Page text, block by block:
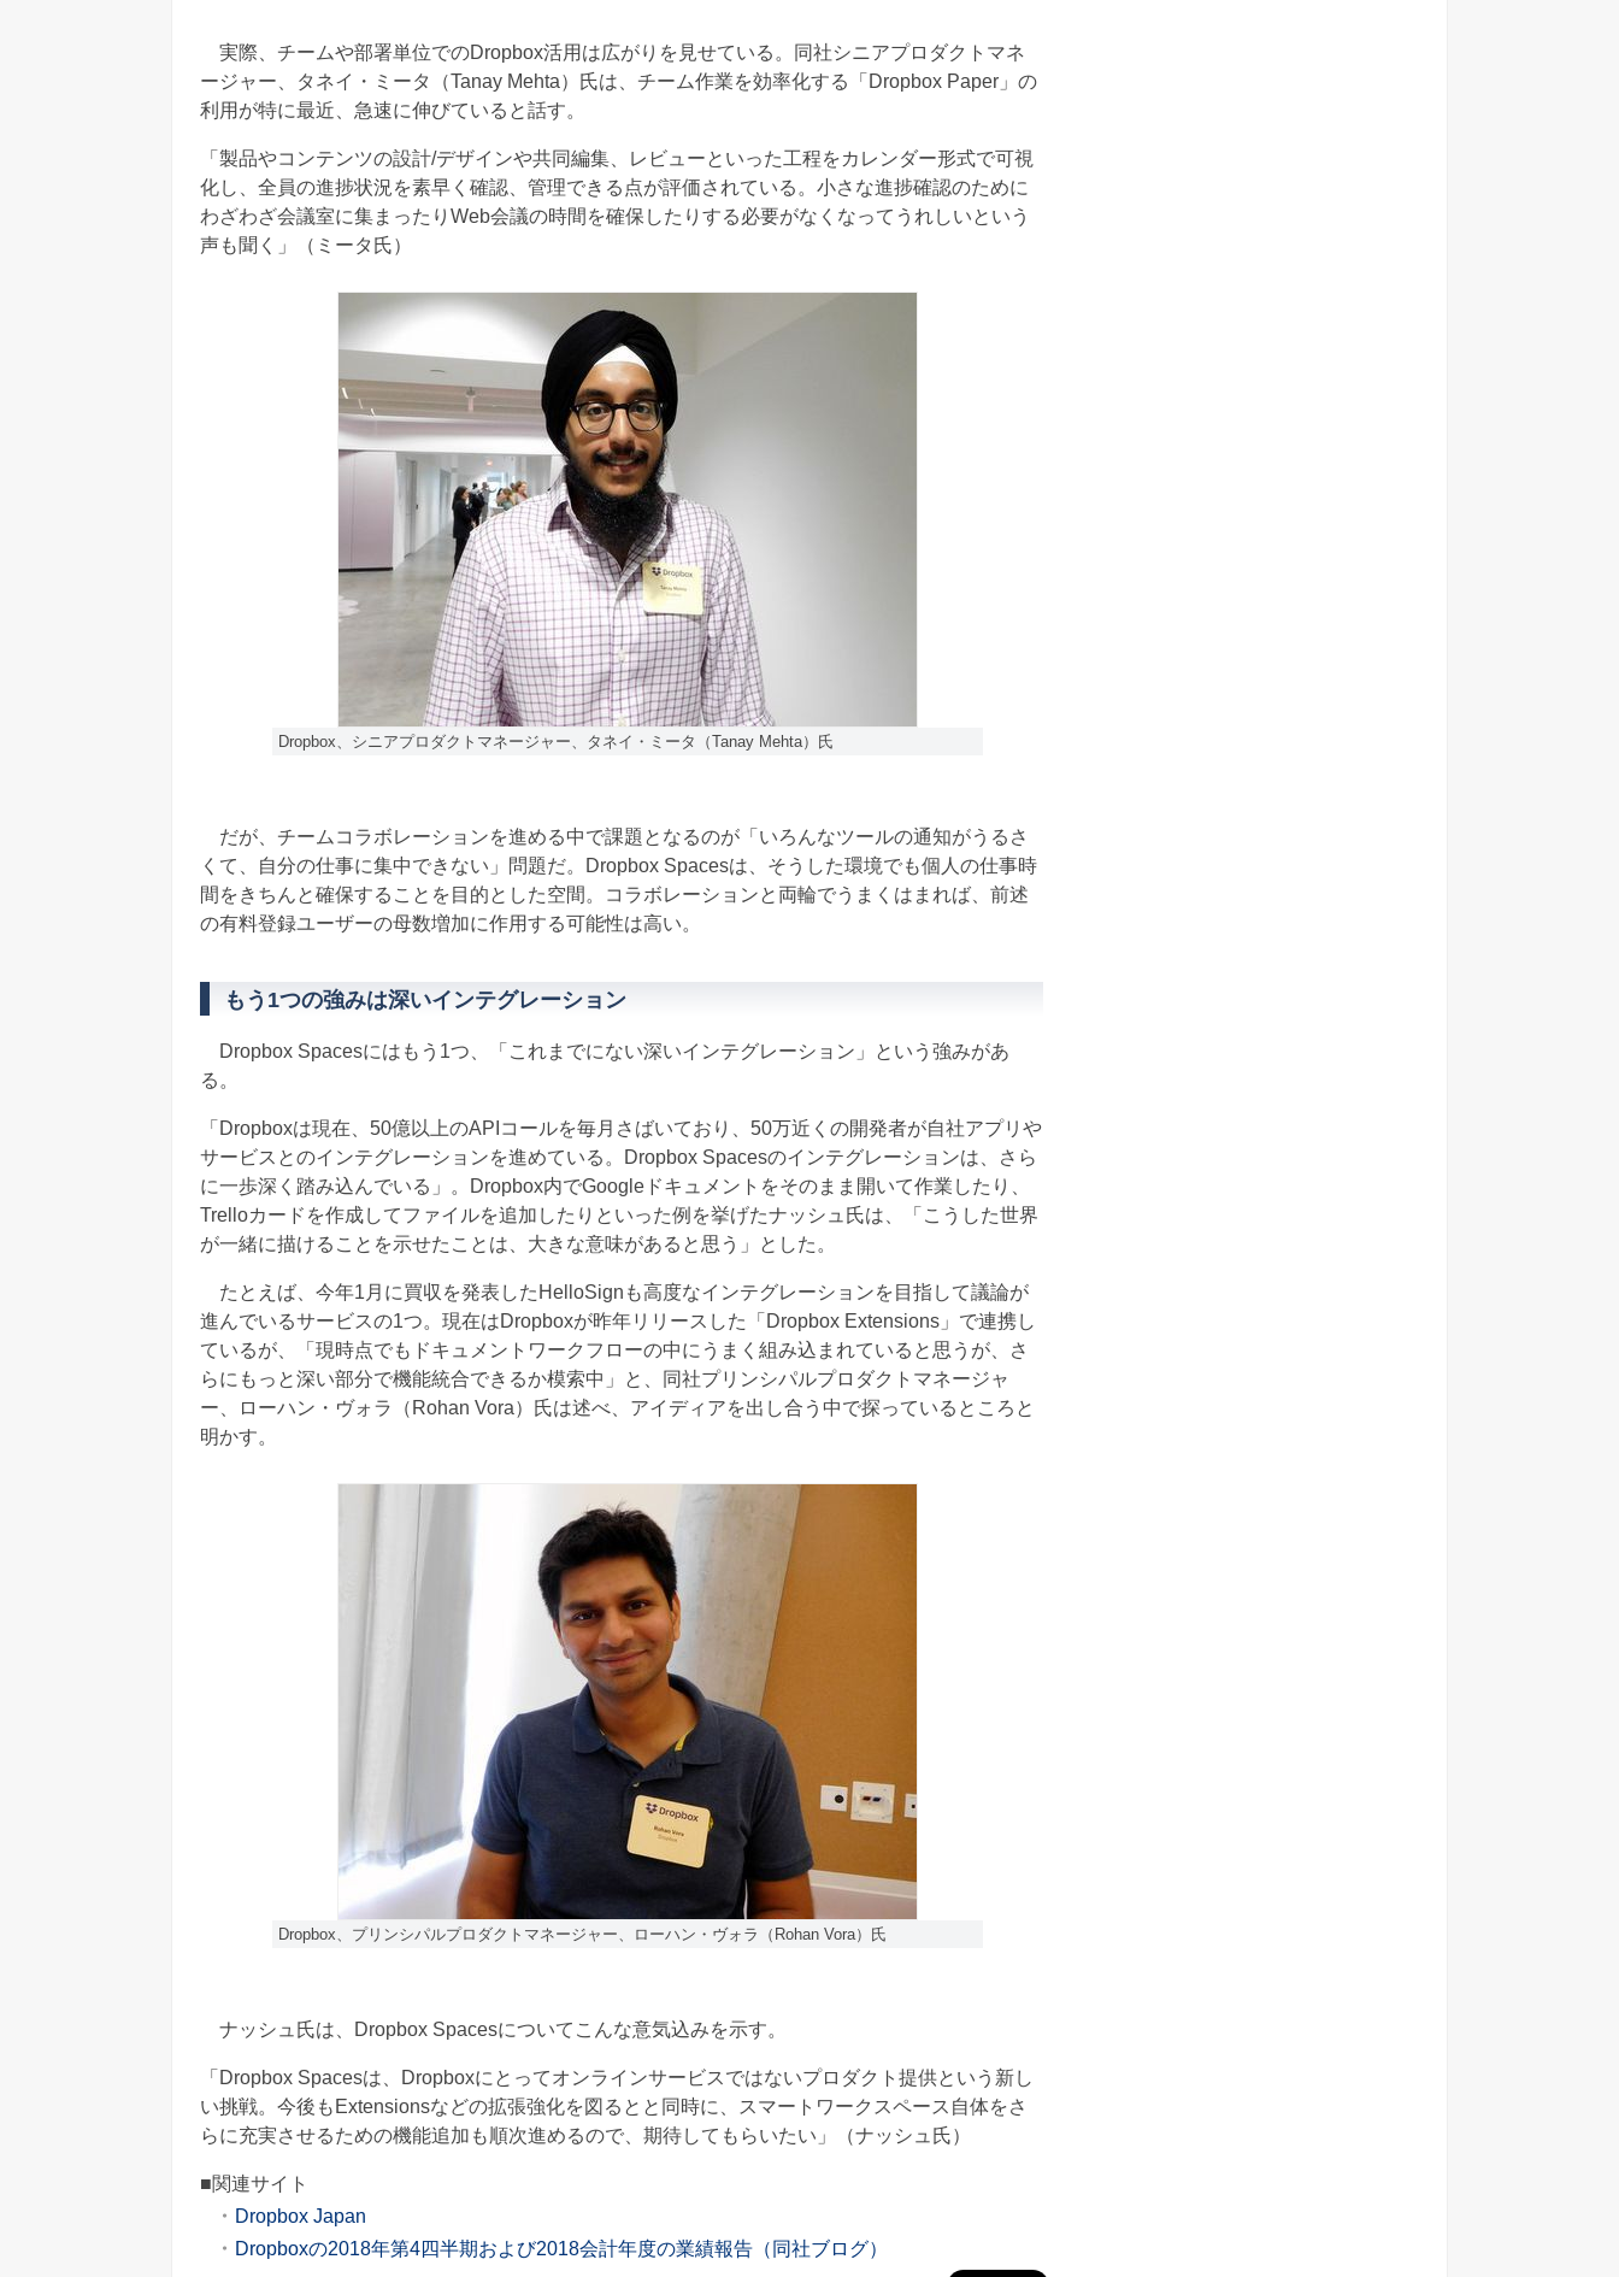
実際、チームや部署単位でのDropbox活用は広がりを見せている。同社シニアプロダクトマネ
ージャー、タネイ・ミータ（Tanay Mehta）氏は、チーム作業を効率化する「Dropbox Paper」の
利用が特に最近、急速に伸びていると話す。
「製品やコンテンツの設計/デザインや共同編集、レビューといった工程をカレンダー形式で可視
化し、全員の進捗状況を素早く確認、管理できる点が評価されている。小さな進捗確認のために
わざわざ会議室に集まったりWeb会議の時間を確保したりする必要がなくなってうれしいという
声も聞く」（ミータ氏）
Dropbox、シニアプロダクトマネージャー、タネイ・ミータ（Tanay Mehta）氏
だが、チームコラボレーションを進める中で課題となるのが「いろんなツールの通知がうるさ
くて、自分の仕事に集中できない」問題だ。Dropbox Spacesは、そうした環境でも個人の仕事時
間をきちんと確保することを目的とした空間。コラボレーションと両輪でうまくはまれば、前述
の有料登録ユーザーの母数増加に作用する可能性は高い。
もう1つの強みは深いインテグレーション
Dropbox Spacesにはもう1つ、「これまでにない深いインテグレーション」という強みがあ
る。
「Dropboxは現在、50億以上のAPIコールを毎月さばいており、50万近くの開発者が自社アプリや
サービスとのインテグレーションを進めている。Dropbox Spacesのインテグレーションは、さら
に一歩深く踏み込んでいる」。Dropbox内でGoogleドキュメントをそのまま開いて作業したり、
Trelloカードを作成してファイルを追加したりといった例を挙げたナッシュ氏は、「こうした世界
が一緒に描けることを示せたことは、大きな意味があると思う」とした。
たとえば、今年1月に買収を発表したHelloSignも高度なインテグレーションを目指して議論が
進んでいるサービスの1つ。現在はDropboxが昨年リリースした「Dropbox Extensions」で連携し
ているが、「現時点でもドキュメントワークフローの中にうまく組み込まれていると思うが、さ
らにもっと深い部分で機能統合できるか模索中」と、同社プリンシパルプロダクトマネージャ
ー、ローハン・ヴォラ（Rohan Vora）氏は述べ、アイディアを出し合う中で探っているところと
明かす。
Dropbox、プリンシパルプロダクトマネージャー、ローハン・ヴォラ（Rohan Vora）氏
ナッシュ氏は、Dropbox Spacesについてこんな意気込みを示す。
「Dropbox Spacesは、Dropboxにとってオンラインサービスではないプロダクト提供という新し
い挑戦。今後もExtensionsなどの拡張強化を図るとと同時に、スマートワークスペース自体をさ
らに充実させるための機能追加も順次進めるので、期待してもらいたい」（ナッシュ氏）
■関連サイト
Dropbox Japan
Dropboxの2018年第4四半期および2018会計年度の業績報告（同社ブログ）